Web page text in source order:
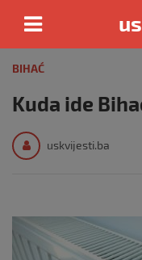
content
BIHAĆ
Kuda ide
uskvijesti.ba